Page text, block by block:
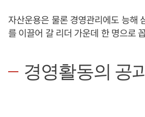
자산운용은 물론 경영관리에도 능해
를 이끌어 갈 리더 가운데 한 명으로
경영활동의 공